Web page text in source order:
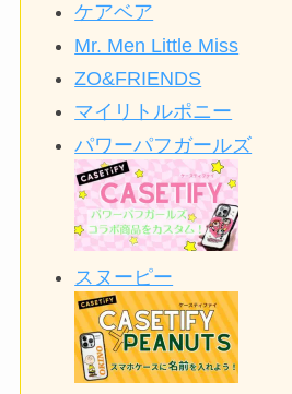
ケアベア
Mr. Men Little Miss
ZO&FRIENDS
マイリトルポニー
パワーパフガールズ
スヌーピー